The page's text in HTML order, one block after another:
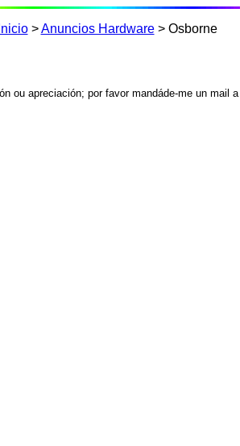
Inicio>Anuncios Hardware> Osborne
ou apreciación; por favor mandáde-me un mail a